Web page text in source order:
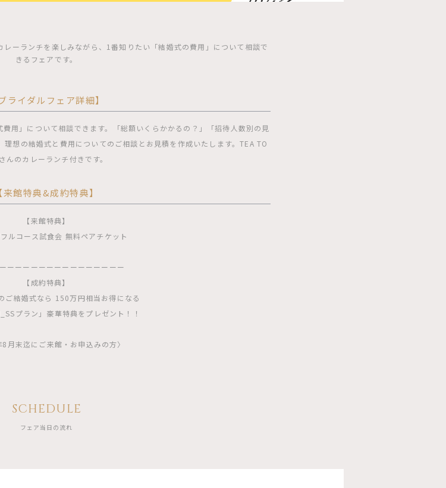
ーランチを楽しみながら、1番知りたい「結婚式の費用」について相談で
きるフェアです。
ブライダルフェア詳細】
用」について相談できます。「総額いくらかかるの？」「招待人数別の見
想の結婚式と費用についてのご相談とお見積を作成いたします。TEA TO
んのカレーランチ付きです。
【来館特典&成約特典】
【来館特典】
フルコース試食会 無料ペアチケット
ーーーーーーーーーーーーーーー
【成約特典】
ご結婚式なら 150万円相当お得になる
プラン」豪華特典をプレゼント！！
8月末迄にご来館・お申込みの方〉
SCHEDULE
フェア当日の流れ